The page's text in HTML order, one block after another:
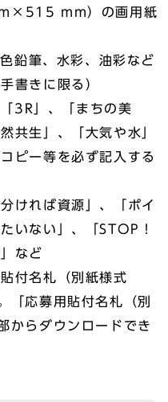
mm）の画用紙
鉛筆、水彩、油彩など
書きに限る）
3R」、「まちの美
共生」、「大気や水」
ピー等を必ず記入する
ければ資源」、「ポイ
いない」、「STOP！
など
付名札（別紙様式
「応募用貼付名札（別
からダウンロードでき